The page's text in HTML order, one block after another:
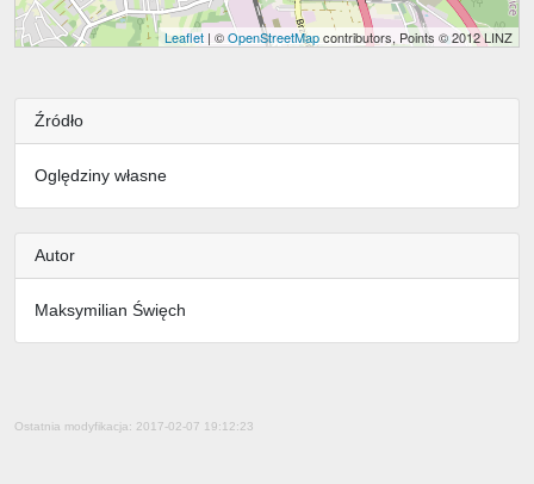
Leaflet | ©OpenStreetMapcontributors, Points © 2012 LINZ
Źródło
Oględziny własne
Autor
Maksymilian Święch
Ostatnia modyfikacja: 2017-02-07 19:12:23